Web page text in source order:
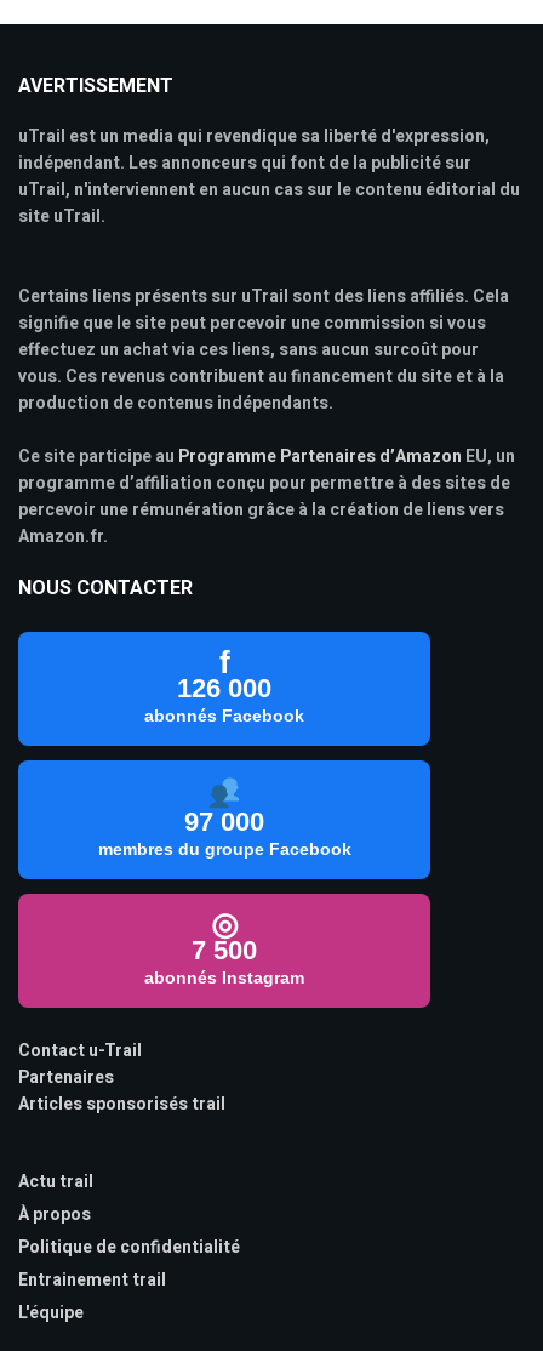
AVERTISSEMENT
uTrail est un media qui revendique sa liberté d'expression,
indépendant. Les annonceurs qui font de la publicité sur
uTrail, n'interviennent en aucun cas sur le contenu éditorial du
site uTrail.
Certains liens présents sur uTrail sont des liens affiliés. Cela
signifie que le site peut percevoir une commission si vous
effectuez un achat via ces liens, sans aucun surcoût pour
vous. Ces revenus contribuent au financement du site et à la
production de contenus indépendants.
Ce site participe au Programme Partenaires d’Amazon EU, un
programme d’affiliation conçu pour permettre à des sites de
percevoir une rémunération grâce à la création de liens vers
Amazon.fr.
NOUS CONTACTER
f
126 000
abonnés Facebook
97 000
membres du groupe Facebook
◎
7 500
abonnés Instagram
Contact u-Trail
Partenaires
Articles sponsorisés trail
Actu trail
À propos
Politique de confidentialité
Entrainement trail
L'équipe